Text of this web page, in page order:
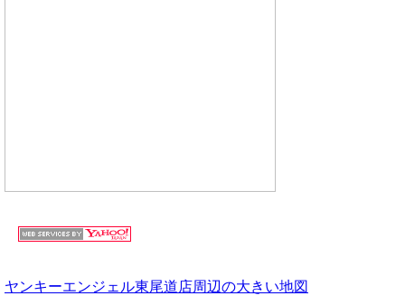
ヤンキーエンジェル東尾道店周辺の大きい地図